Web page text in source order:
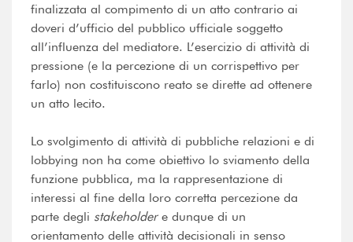
finalizzata al compimento di un atto contrario ai
doveri d’ufficio del pubblico ufficiale soggetto
all’influenza del mediatore. L’esercizio di attività di
pressione (e la percezione di un corrispettivo per
farlo) non costituiscono reato se dirette ad ottenere
un atto lecito.
Lo svolgimento di attività di pubbliche relazioni e di
lobbying non ha come obiettivo lo sviamento della
funzione pubblica, ma la rappresentazione di
interessi al fine della loro corretta percezione da
parte degli stakeholdere dunque di un
orientamento delle attività decisionali in senso